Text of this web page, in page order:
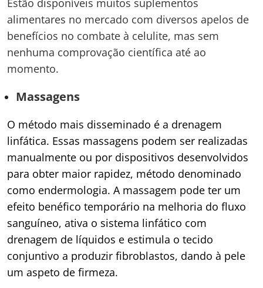
Estão disponíveis muitos suplementos
alimentares no mercado com diversos apelos de
benefícios no combate à celulite, mas sem
nenhuma comprovação científica até ao
momento.
Massagens
O método mais disseminado é a drenagem
linfática. Essas massagens podem ser realizadas
manualmente ou por dispositivos desenvolvidos
para obter maior rapidez, método denominado
como endermologia. A massagem pode ter um
efeito benéfico temporário na melhoria do fluxo
sanguíneo, ativa o sistema linfático com
drenagem de líquidos e estimula o tecido
conjuntivo a produzir fibroblastos, dando à pele
um aspeto de firmeza.